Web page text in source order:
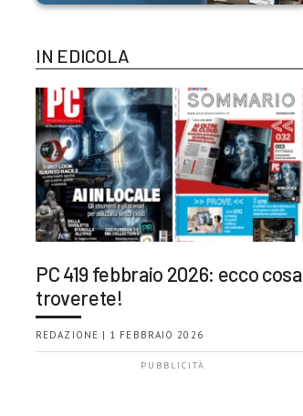
IN EDICOLA
PC 419 febbraio 2026: ecco cosa
troverete!
REDAZIONE | 1 FEBBRAIO 2026